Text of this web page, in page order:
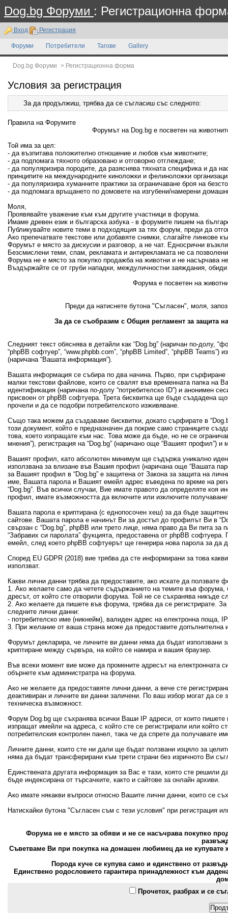
Dog.bg Форуми : Регистрационна
Вход Регистрация
Форуми Потребители Тагове Gallery
Dog.bg Форуми > Регистрационна форма
Условия за регистрация
За да продължиш, трябва да се съгласиш със следното:
Правила на Форумите
Форумът на Dog.bg е посветен на
Той има за цел:
- да възпитава положително отношение и любов към животните;
- да подпомага тяхното образовано и отговорно отглеждане;
- да популяризира породите, да разяснява тяхната специфика и да
принципите на международните киноложки и фелиноложки
- да популяризира хуманните практики за ограничаване броя на
- да подпомага връщането по домовете на изгубени/намерени
Моля,
Проявявайте уважение към към другите участници в форума.
Имаме древен език и българска азбука - в форумите пишем на
Публикувайте новите теми в подходящия за тях форум, преди да
Ако препечатвате текстове или добавяте снимки, слагайте линкове
Форумът е място за дискусии и разговор, а не чат. Едносрични
Безсмислени теми, спам, рекламата и антирекламата не са
Форума не е място за покупко продажба на животни и не насърчава
Въздържайте се от груби нападки, междуличностни заяждания,
Форума е посветен на
Преди да натиснете бутона "Съгласен", моля,
За да се съобразим с Общия регламент за защита
Следният текст обяснява в детайли как “Dog.bg” (наричан по-долу,
“phpBB софтуер”, “www.phpbb.com”, “phpBB Limited”, “phpBB
(наричана “Вашата информация”).
Вашата информация се събира по два начина. Първо, при сърфиране
малки текстови файлове, които се свалят във временната папка на
идентификация (наричана по-долу “потребителско ID”) и анонимен
присвоен от phpBB софтуера. Трета бисквитка ще бъде създадена
прочели и да се подобри потребителското изживяване.
Също така можем да създаваме бисквитки, докато сърфирате в
този документ, който е предназначен да покрие само страниците
това, което изпращате към нас. Това може да бъде, но не се
мнения”), регистрация на “Dog.bg” (наричано още “Вашият профил”)
Вашият профил, като абсолютен минимум ще съдържа уникално
използвана за влизане във Вашия профил (наричана още “Вашата
за Вашият профил в “Dog.bg” е защитена от Закона за защита на
име, Вашата парола и Вашият емейл адрес въведена по време на
“Dog.bg”. Във всички случаи, Вие имате правото да определяте
профил, имате възможността да включите или изключите
Вашата парола е криптирана (с еднопосочен хеш) за да бъде
сайтове. Вашата парола е начинът Ви за достъп до профилът Ви в
свързан с “Dog.bg”, phpBB или трето лице, няма право да Ви пита
“Забравих си паролата” фукцията, предоставена от phpBB
емейл, след което phpBB софтуерът ще генерира нова парола за да
Според EU GDPR (2018) вие трябва да сте информирани за това
използват.
Какви лични данни трябва да предоставите, ако искате да ползвате
1. Ако желаете само да четете съдържанието на темите във
дресът, от който сте отворили форума. Той не се съхранява никъде
2. Ако желаете да пишете във форума, трябва да се регистрирате.
следните лични данни:
- потребителско име (никнейм), валиден адрес на електронна
3. При желание от ваша страна може да предоставите
Форумът декларира, че личните ви данни няма да бъдат използвани
криптиране между сървъра, на който се намира и вашия браузер.
Във всеки момент вие може да промените адресът на електронната
обърнете към администратра на форума.
Ако не желаете да предоставяте лични данни, а вече сте
деактивиран и личните ви данни заличени. По ваш избор могат да
техническа възможност.
Форум Dog.bg ще съхранява всички Ваши IP адреси, от които
изпращат имейли на адреса, с който сте се регистрирали или който
потребителския контролен панел, така че да спрете да получавате
Личните данни, които сте ни дали ще бъдат ползвани изцяло за
няма да бъдат трансферирани към трети страни без изричното Ви
Единствената другата информация за Вас е тази, която сте решили
бъде индексирана от търсачките, както и сайтове за онлайн архиви.
Ако имате някакви въпроси относно Вашите лични данни, които се
Натискайки бутона "Съгласен съм с тези условия" при
Форума не е място за обяви и не се насъчрава покупко
Съветваме Ви при покупка на домашен любимец да не купувате
Порода куче се купува само и единствено от
Единствено родословието гарантира принадлежност към
Прочетох, разбрах и се